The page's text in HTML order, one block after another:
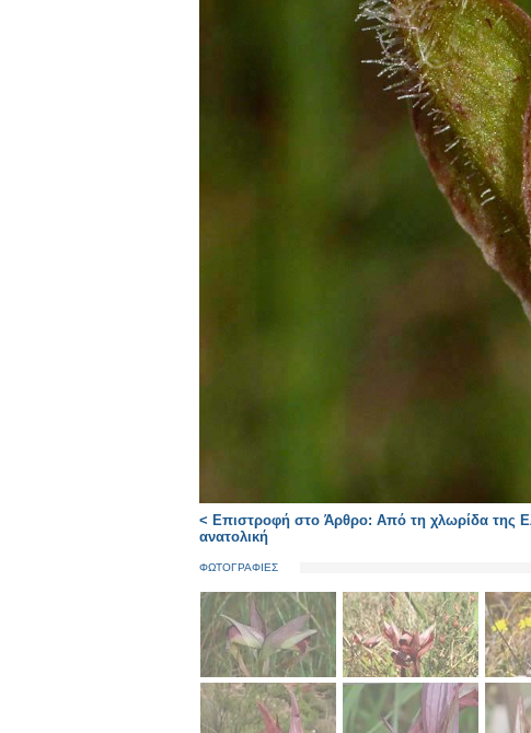
< Επιστροφή στο Άρθρο: Από τη χλωρίδα της
ανατολική
ΦΩΤΟΓΡΑΦΙΕΣ